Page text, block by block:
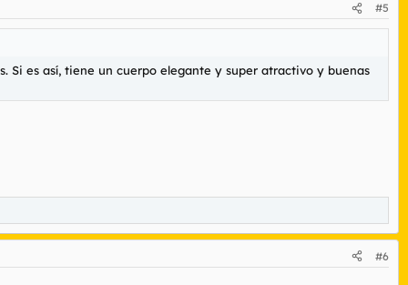
#5
Si es así, tiene un cuerpo elegante y super atractivo y buenas
#6